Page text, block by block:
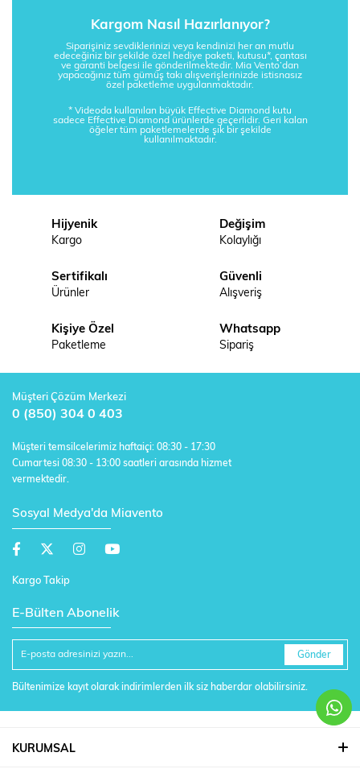
Kargom Nasıl Hazırlanıyor?
Siparişiniz sevdiklerinizi veya kendinizi her an mutlu
edeceğiniz bir şekilde özel hediye paketi, kutusu*, çantası
ve garanti belgesi ile gönderilmektedir. Mia Vento’dan
yapacağınız tüm gümüş takı alışverişlerinizde istisnasız
özel paketleme uygulanmaktadır.
* Videoda kullanılan büyük Effective Diamond kutu
sadece Effective Diamond ürünlerde geçerlidir. Geri kalan
öğeler tüm paketlemelerde şık bir şekilde
kullanılmaktadır.
Hijyenik
Kargo
Değişim
Kolaylığı
Sertifikalı
Ürünler
Güvenli
Alışveriş
Kişiye Özel
Paketleme
Whatsapp
Sipariş
Müşteri Çözüm Merkezi
0 (850) 304 0 403
Müşteri temsilcelerimiz haftaiçi: 08:30 - 17:30
Cumartesi 08:30 - 13:00 saatleri arasında hizmet
vermektedir.
Sosyal Medya'da Miavento
Kargo Takip
E-Bülten Abonelik
Gönder
Bültenimize kayıt olarak indirimlerden ilk siz haberdar olabilirsiniz.
KURUMSAL